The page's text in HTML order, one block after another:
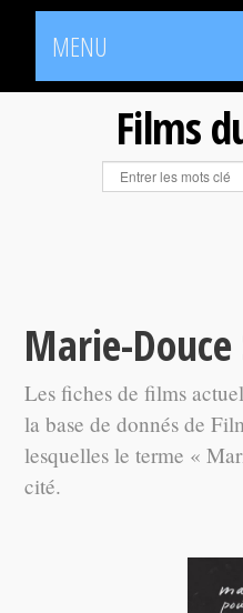
MENU
Films
Marie-Douce
Les fiches de films
la base de donnés de
lesquelles le terme «
cité.